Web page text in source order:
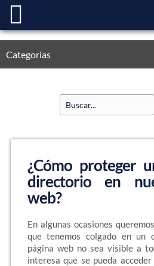
Categorías
¿Cómo proteger
directorio en
web?
En algunas ocasiones
que tenemos colgado en un
página web no sea visible a
interesa que se pueda